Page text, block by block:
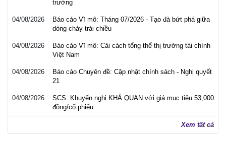
trưởng
04/08/2026
Báo cáo Vĩ mô: Tháng 07/2026 - Tạo đà bứt phá giữa
dòng chảy trái chiều
04/08/2026
Báo cáo Vĩ mô: Cải cách tổng thể thị trường tài chính
Việt Nam
04/08/2026
Báo cáo Chuyên đề: Cập nhật chính sách - Nghị quyết
21
04/08/2026
SCS: Khuyến nghị KHẢ QUAN với giá mục tiêu 53,000
đồng/cổ phiếu
Xem tất cả